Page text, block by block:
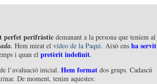
perfet perifràstic demanant a la persona que teníem al
Hem mirat el vídeo de la Paqui. Això ensha servit
i quan el pretèrit indefinit.
l’avaluació inicial. Hem formatdos grups. Cadascú
De moment, tenim aquestes: